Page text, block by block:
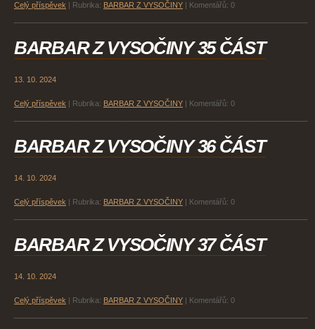
Celý příspěvek Rubrika: BARBAR Z VYSOČINY Komentářů: 0
BARBAR Z VYSOČINY 35 ČÁST
13. 10. 2024
Celý příspěvek Rubrika: BARBAR Z VYSOČINY Komentářů: 0
BARBAR Z VYSOČINY 36 ČÁST
14. 10. 2024
Celý příspěvek Rubrika: BARBAR Z VYSOČINY Komentářů: 0
BARBAR Z VYSOČINY 37 ČÁST
14. 10. 2024
Celý příspěvek Rubrika: BARBAR Z VYSOČINY Komentářů: 0